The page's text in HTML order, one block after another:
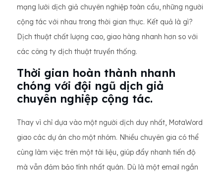
mạng lưới dịch giả chuyên nghiệp toàn cầu, những người
cộng tác với nhau trong thời gian thực. Kết quả là gì?
Dịch thuật chất lượng cao, giao hàng nhanh hơn so với
các công ty dịch thuật truyền thống.
Thời gian hoàn thành nhanh
chóng với đội ngũ dịch giả
chuyên nghiệp cộng tác.
Thay vì chỉ dựa vào một người dịch duy nhất, MotaWord
giao các dự án cho một nhóm. Nhiều chuyên gia có thể
cùng làm việc trên một tài liệu, giúp đẩy nhanh tiến độ
mà vẫn đảm bảo tính nhất quán. Dù là một email ngắn